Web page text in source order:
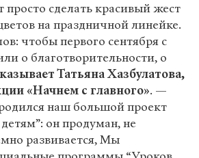
сделать красивый жест
на праздничной линейке.
чтобы первого сентября с
о благотворительности, о
Татьяна Хазбулатова,
«Начнем с главного». —
наш большой проект
он продуман, не
развивается, Мы